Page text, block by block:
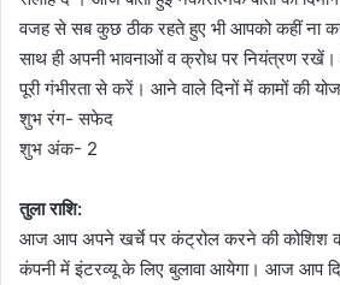
वजह से सब कुछ ठीक रहते हुए भी आपको कहीं ना
साथ ही अपनी भावनाओं व क्रोध पर नियंत्रण
पूरी गंभीरता से करें। आने वाले दिनों में कामों की
शुभ रंग- सफेद
शुभ अंक- 2
तुला राशि:
आज आप अपने खर्चे पर कंट्रोल करने की कोशिश
कंपनी में इंटरव्यू के लिए बुलावा आयेगा। आज आप